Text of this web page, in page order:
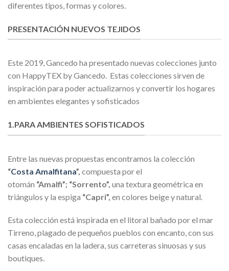
diferentes tipos, formas y colores.
PRESENTACIÓN NUEVOS TEJIDOS
Este 2019, Gancedo ha presentado nuevas colecciones junto
con HappyTEX by Gancedo. Estas colecciones sirven de
inspiración para poder actualizarnos y convertir los hogares
en ambientes elegantes y sofisticados
1.PARA AMBIENTES SOFISTICADOS
Entre las nuevas propuestas encontramos la colección
“Costa Amalfitana”, compuesta por el
otomán “Amalfi”; “Sorrento”, una textura geométrica en
triángulos y la espiga “Capri”, en colores beige y natural.
Esta colección está inspirada en el litoral bañado por el mar
Tirreno, plagado de pequeños pueblos con encanto, con sus
casas encaladas en la ladera, sus carreteras sinuosas y sus
boutiques.